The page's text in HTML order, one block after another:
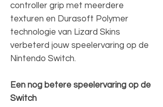
controller grip met meerdere
texturen en Durasoft Polymer
technologie van Lizard Skins
verbeterd jouw speelervaring op de
Nintendo Switch.
Een nog betere speelervaring op de
Switch